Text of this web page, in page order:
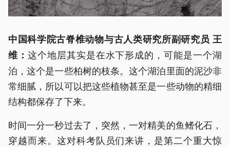
中国科学院古脊椎动物与古人类研究所副研究员 王
维： 这个地层其实是在水下形成的，可能是一个湖
泊，这个是一些柏树的枝条。这个湖泊里面的泥沙非
常细腻，所以可以把这些植物甚至是一些动物的精细
结构都保存了下来。
时间一分一秒过去了，突然，一对精美的鱼鳍化石，
穿越而来。这对科考队员们来讲，是第二个重大惊